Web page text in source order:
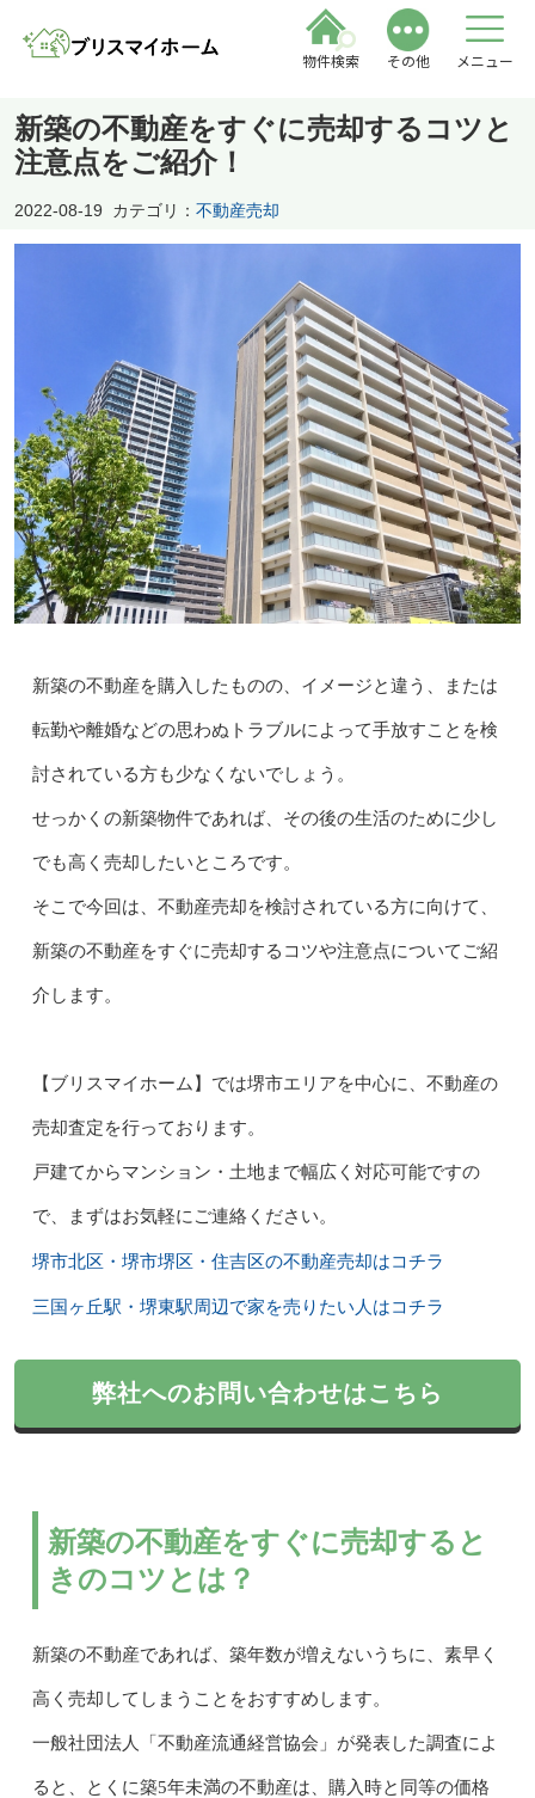
物件検索 その他 メニュー
新築の不動産をすぐに売却するコツと
注意点をご紹介！
2022-08-19 カテゴリ： 不動産売却
新築の不動産を購入したものの、イメージと違う、または
転勤や離婚などの思わぬトラブルによって手放すことを検
討されている方も少なくないでしょう。
せっかくの新築物件であれば、その後の生活のために少し
でも高く売却したいところです。
そこで今回は、不動産売却を検討されている方に向けて、
新築の不動産をすぐに売却するコツや注意点についてご紹
介します。
【ブリスマイホーム】では堺市エリアを中心に、不動産の
売却査定を行っております。
戸建てからマンション・土地まで幅広く対応可能ですの
で、まずはお気軽にご連絡ください。
堺市北区・堺市堺区・住吉区の不動産売却はコチラ
三国ヶ丘駅・堺東駅周辺で家を売りたい人はコチラ
弊社へのお問い合わせはこちら
新築の不動産をすぐに売却すると
きのコツとは？
新築の不動産であれば、築年数が増えないうちに、素早く
高く売却してしまうことをおすすめします。
一般社団法人「不動産流通経営協会」が発表した調査によ
ると、とくに築5年未満の不動産は、購入時と同等の価格